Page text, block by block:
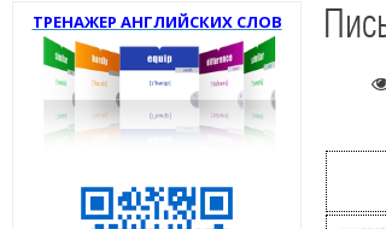
ТРЕНАЖЕР АНГЛИЙСКИХ СЛОВ